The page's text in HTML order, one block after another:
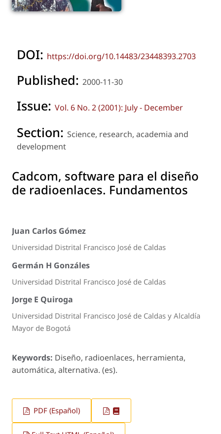
DOI: https://doi.org/10.14483/23448393.2703
Published: 2000-11-30
Issue: Vol. 6 No. 2 (2001): July - December
Section: Science, research, academia and
development
Cadcom, software para el diseño
de radioenlaces. Fundamentos
Juan Carlos Gómez
Universidad Distrital Francisco José de Caldas
Germán H Gonzáles
Universidad Distrital Francisco José de Caldas
Jorge E Quiroga
Universidad Distrital Francisco José de Caldas y Alcaldía
Mayor de Bogotá
Keywords: Diseño, radioenlaces, herramienta,
automática, alternativa. (es).
PDF (Español)